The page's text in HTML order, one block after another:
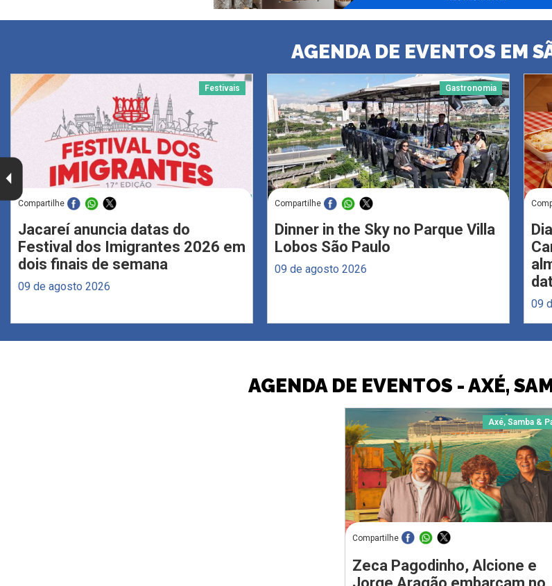
AGENDA DE EVENTOS EM
Festivais
Compartilhe
Jacareí anuncia datas do
Festival dos Imigrantes 2026 em
dois finais de semana
09 de agosto 2026
Gastronomia
Compartilhe
Dinner in the Sky no Parque Villa
Lobos São Paulo
09 de agosto 2026
09
AGENDA DE EVENTOS - AXÉ,
Axé, Samba &
Compartilhe
Zeca Pagodinho, Alcione e